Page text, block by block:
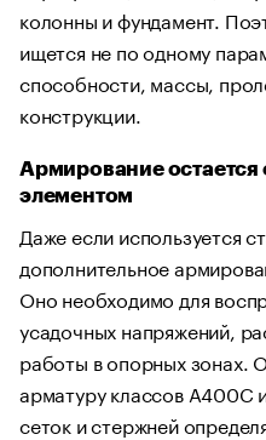
колонны и фундамент.
ищется не по одному
способности, массы,
конструкции.
Армирование остается
элементом
Даже если используется
дополнительное
Оно необходимо для
усадочных напряжений,
работы в опорных зонах.
арматуру классов
сеток и стержней